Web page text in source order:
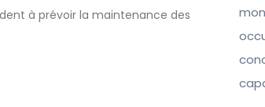
à prévoir la maintenance des